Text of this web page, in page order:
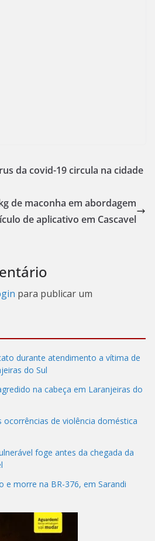
da covid-19 circula na cidade
de maconha em abordagem
de aplicativo em Cascavel
para publicar um
durante atendimento a vítima de
do Sul
na cabeça em Laranjeiras do
ocorrências de violência doméstica
foge antes da chegada da
morre na BR-376, em Sarandi